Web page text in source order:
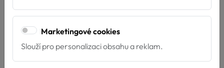
Výcvik
Marketingové cookies
Slouží pro personalizaci obsahu a reklam.